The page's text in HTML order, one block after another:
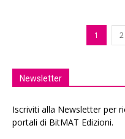
1 2
Newsletter
Iscriviti alla Newsletter per
portali di BitMAT Edizioni.